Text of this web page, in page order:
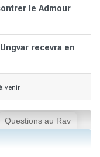
le Admour
recevra en
venir
Questions au Rav